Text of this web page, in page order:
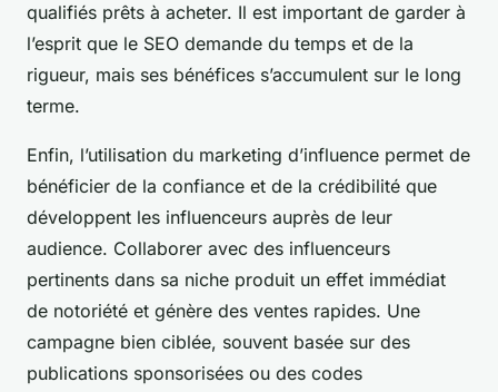
qualifiés prêts à acheter. Il est important de garder à
l’esprit que le SEO demande du temps et de la
rigueur, mais ses bénéfices s’accumulent sur le long
terme.
Enfin, l’utilisation du marketing d’influence permet de
bénéficier de la confiance et de la crédibilité que
développent les influenceurs auprès de leur
audience. Collaborer avec des influenceurs
pertinents dans sa niche produit un effet immédiat
de notoriété et génère des ventes rapides. Une
campagne bien ciblée, souvent basée sur des
publications sponsorisées ou des codes